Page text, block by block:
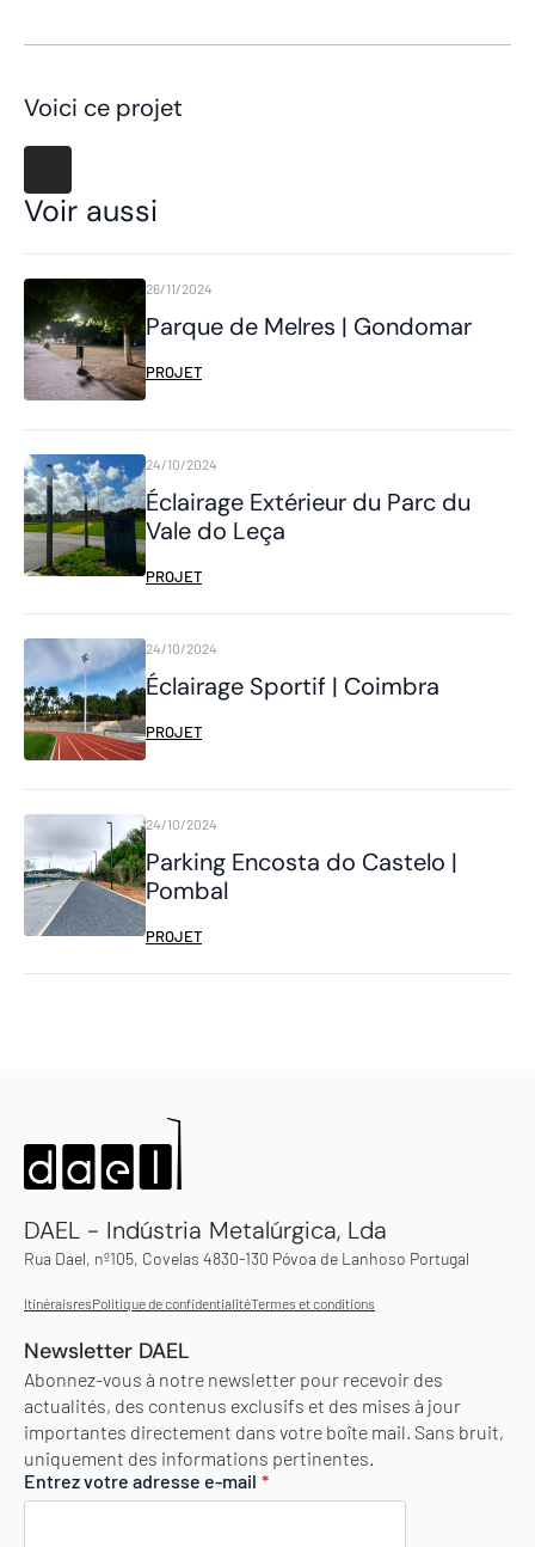
Voici ce projet
Voir aussi
Parque de Melres | Gondomar
26/11/2024
PROJET
Éclairage Extérieur du Parc du
Vale do Leça
24/10/2024
PROJET
Éclairage Sportif | Coimbra
24/10/2024
PROJET
Parking Encosta do Castelo |
Pombal
24/10/2024
PROJET
DAEL - Indústria Metalúrgica, Lda
Rua Dael, nº105, Covelas 4830-130 Póvoa de Lanhoso Portugal
ItinéraisresPolitique de confidentialitéTermes et conditions
Newsletter DAEL
Abonnez-vous à notre newsletter pour recevoir des
actualités, des contenus exclusifs et des mises à jour
importantes directement dans votre boîte mail. Sans bruit,
uniquement des informations pertinentes.
Entrez votre adresse e-mail *